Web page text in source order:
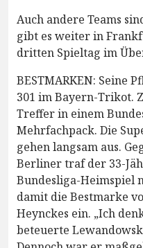
Auch andere Teams
gibt es weiter in
dritten Spieltag im
BESTMARKEN: Seine
301 im Bayern-Trikot.
Treffer in einem
Mehrfachpack. Die
gehen langsam aus.
Berliner traf der 33-
Bundesliga-Heimspiel
damit die Bestmarke
Heynckes ein. „Ich
beteuerte